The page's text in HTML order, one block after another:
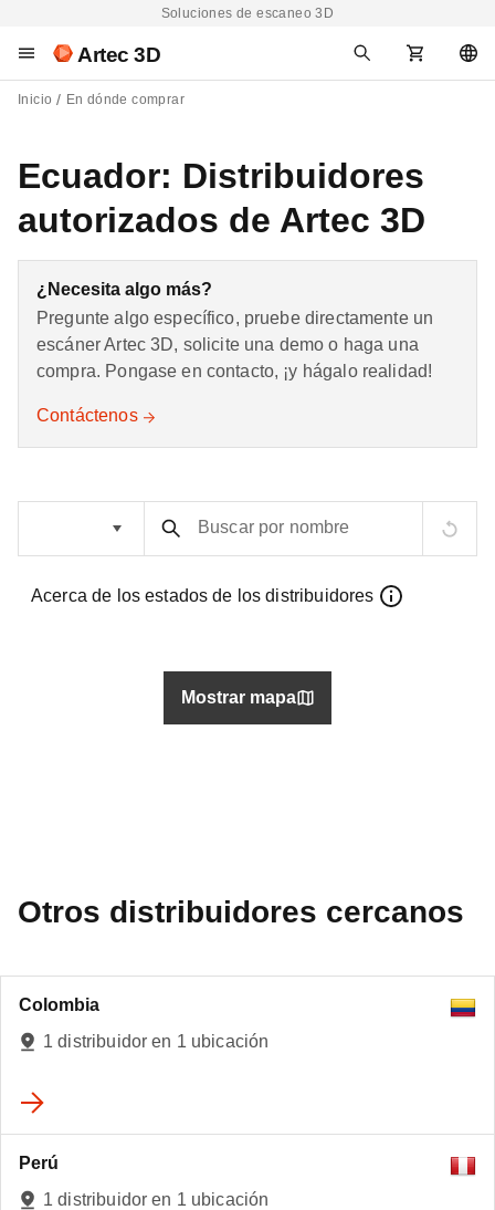
Soluciones de escaneo 3D
Artec 3D
Inicio En dónde comprar
Ecuador: Distribuidores
autorizados de Artec 3D
¿Necesita algo más?
Pregunte algo específico, pruebe directamente un
escáner Artec 3D, solicite una demo o haga una
compra. Pongase en contacto, ¡y hágalo realidad!
Contáctenos
Buscar por nombre
Acerca de los estados de los distribuidores
Mostrar mapa
Otros distribuidores cercanos
Colombia
1 distribuidor en 1 ubicación
Perú
1 distribuidor en 1 ubicación